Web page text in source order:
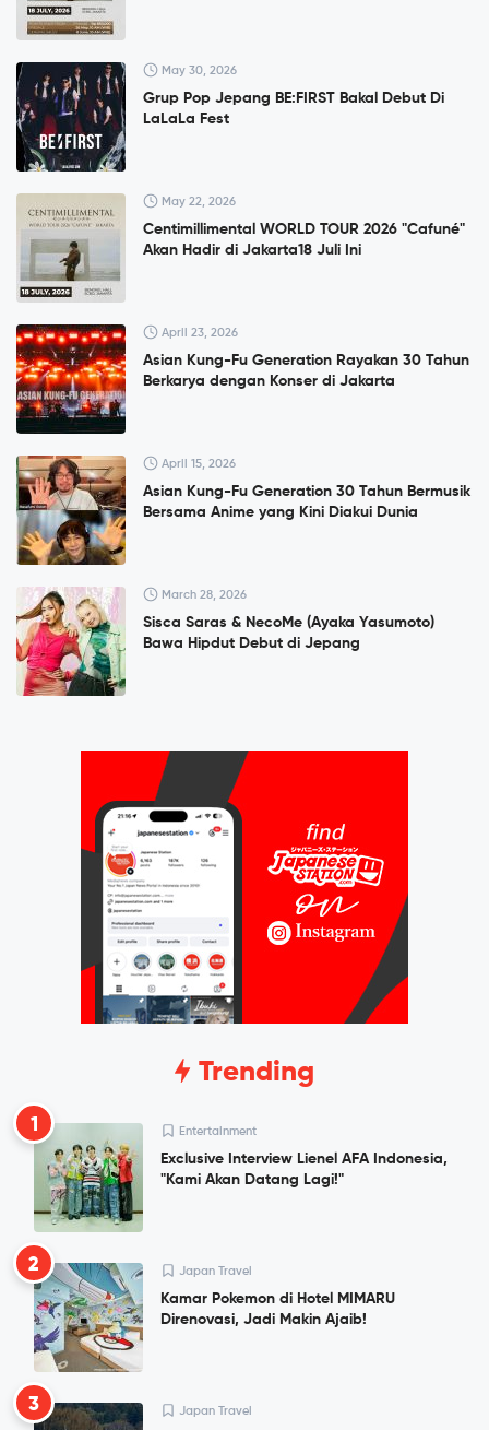
May 30, 2026
Grup Pop Jepang BE:FIRST Bakal Debut Di
LaLaLa Fest
May 22, 2026
Centimillimental WORLD TOUR 2026 "Cafuné"
Akan Hadir di Jakarta18 Juli Ini
April 23, 2026
Asian Kung-Fu Generation Rayakan 30 Tahun
Berkarya dengan Konser di Jakarta
April 15, 2026
Asian Kung-Fu Generation 30 Tahun Bermusik
Bersama Anime yang Kini Diakui Dunia
March 28, 2026
Sisca Saras & NecoMe (Ayaka Yasumoto)
Bawa Hipdut Debut di Jepang
Trending
1 Entertainment
Exclusive Interview Lienel AFA Indonesia,
"Kami Akan Datang Lagi!"
2 Japan Travel
Kamar Pokemon di Hotel MIMARU
Direnovasi, Jadi Makin Ajaib!
3 Japan Travel